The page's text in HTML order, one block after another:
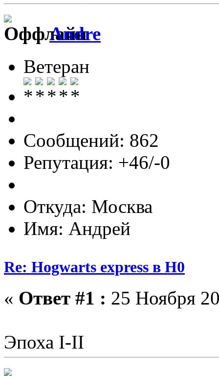
Andre
Ветеран
Сообщений: 862
Репутация: +46/-0
Откуда: Москва
Имя: Андрей
Re: Hogwarts express в H0
« Ответ #1 : 25 Ноября
Эпоха I-II